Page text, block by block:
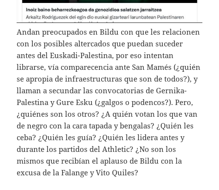
Andan preocupados en Bildu con que les relacionen
con los posibles altercados que puedan suceder
antes del Euskadi-Palestina, por eso intentan
librarse, vía comparecencia ante San Mamés (¿quién
se apropia de infraestructuras que son de todos?), y
llaman a secundar las convocatorias de Gernika-
Palestina y Gure Esku (¿galgos o podencos?). Pero,
¿quiénes son los otros? ¿A quién votan los que van
de negro con la cara tapada y bengalas? ¿Quién les
ceba? ¿Quién les guía? ¿Quién les lidera antes y
durante los partidos del Athletic? ¿No son los
mismos que recibían el aplauso de Bildu con la
excusa de la Falange y Vito Quiles?